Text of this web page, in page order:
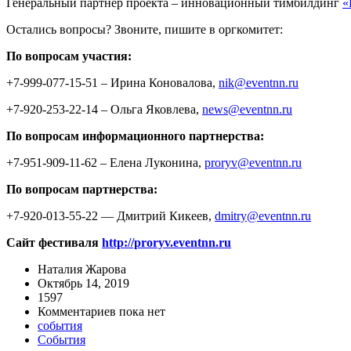
Генеральный партнёр проекта – инновационный тимбилдинг
Остались вопросы? Звоните, пишите в оргкомитет:
По вопросам участия:
+7-999-077-15-51 – Ирина Коновалова, nik@eventnn.ru
+7-920-253-22-14 – Ольга Яковлева, news@eventnn.ru
По вопросам информационного партнерства:
+7-951-909-11-62 – Елена Луконина, proryv@eventnn.ru
По вопросам партнерства:
+7-920-013-55-22 — Дмитрий Кикеев, dmitry@eventnn.ru
Сайт фестиваля http://proryv.eventnn.ru
Наталия Жарова
Октябрь 14, 2019
1597
Комментариев пока нет
события
События